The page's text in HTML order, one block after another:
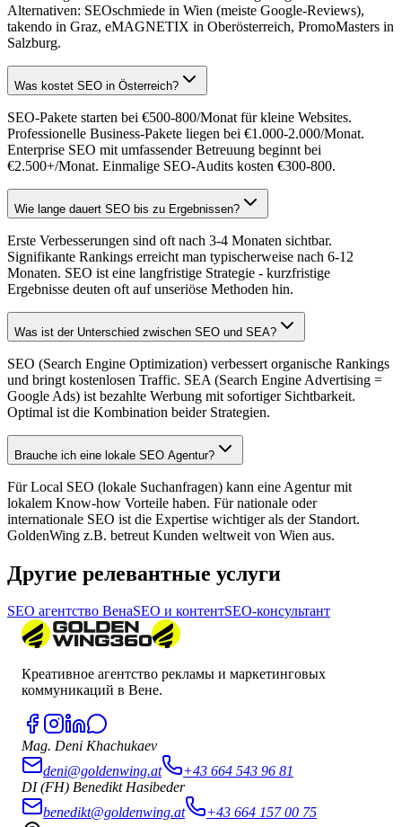
Alternativen: SEOschmiede in Wien (meiste Google-Reviews),
takendo in Graz, eMAGNETIX in Oberösterreich, PromoMasters in
Salzburg.
Was kostet SEO in Österreich?
SEO-Pakete starten bei €500-800/Monat für kleine Websites.
Professionelle Business-Pakete liegen bei €1.000-2.000/Monat.
Enterprise SEO mit umfassender Betreuung beginnt bei
€2.500+/Monat. Einmalige SEO-Audits kosten €300-800.
Wie lange dauert SEO bis zu Ergebnissen?
Erste Verbesserungen sind oft nach 3-4 Monaten sichtbar.
Signifikante Rankings erreicht man typischerweise nach 6-12
Monaten. SEO ist eine langfristige Strategie - kurzfristige
Ergebnisse deuten oft auf unseriöse Methoden hin.
Was ist der Unterschied zwischen SEO und SEA?
SEO (Search Engine Optimization) verbessert organische Rankings
und bringt kostenlosen Traffic. SEA (Search Engine Advertising =
Google Ads) ist bezahlte Werbung mit sofortiger Sichtbarkeit.
Optimal ist die Kombination beider Strategien.
Brauche ich eine lokale SEO Agentur?
Für Local SEO (lokale Suchanfragen) kann eine Agentur mit
lokalem Know-how Vorteile haben. Für nationale oder
internationale SEO ist die Expertise wichtiger als der Standort.
GoldenWing z.B. betreut Kunden weltweit von Wien aus.
Другие релевантные услуги
SEO агентство ВенаSEO и контентSEO-консультант
Креативное агентство рекламы и маркетинговых
коммуникаций в Вене.
Mag. Deni Khachukaev
deni@goldenwing.at
+43 664 543 96 81
DI (FH) Benedikt Hasibeder
benedikt@goldenwing.at
+43 664 157 00 75